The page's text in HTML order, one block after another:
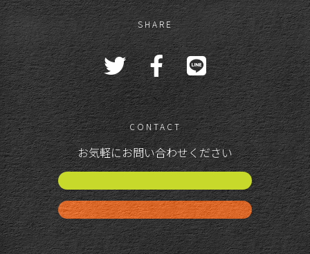
SHARE
CONTACT
お気軽にお問い合わせください
公演スケジュール
お問い合わせ